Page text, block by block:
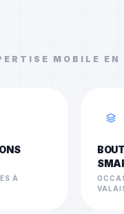
MOBILE EN
À